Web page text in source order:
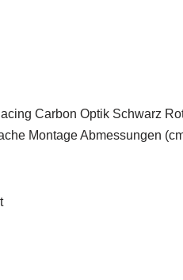
Carbon Optik Schwarz
Montage Abmessungen